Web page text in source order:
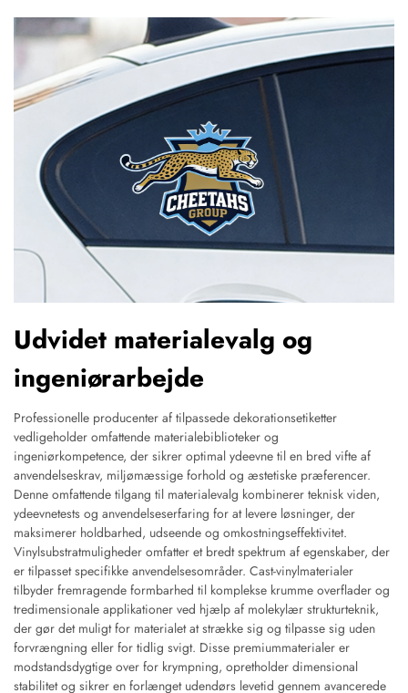
Udvidet materialevalg og
ingeniørarbejde
Professionelle producenter af tilpassede dekorationsetiketter
vedligeholder omfattende materialebiblioteker og
ingeniørkompetence, der sikrer optimal ydeevne til en bred vifte af
anvendelseskrav, miljømæssige forhold og æstetiske præferencer.
Denne omfattende tilgang til materialevalg kombinerer teknisk viden,
ydeevnetests og anvendelseserfaring for at levere løsninger, der
maksimerer holdbarhed, udseende og omkostningseffektivitet.
Vinylsubstratmuligheder omfatter et bredt spektrum af egenskaber, der
er tilpasset specifikke anvendelsesområder. Cast-vinylmaterialer
tilbyder fremragende formbarhed til komplekse krumme overflader og
tredimensionale applikationer ved hjælp af molekylær strukturteknik,
der gør det muligt for materialet at strække sig og tilpasse sig uden
forvrængning eller for tidlig svigt. Disse premiummaterialer er
modstandsdygtige over for krympning, opretholder dimensional
stabilitet og sikrer en forlænget udendørs levetid gennem avancerede